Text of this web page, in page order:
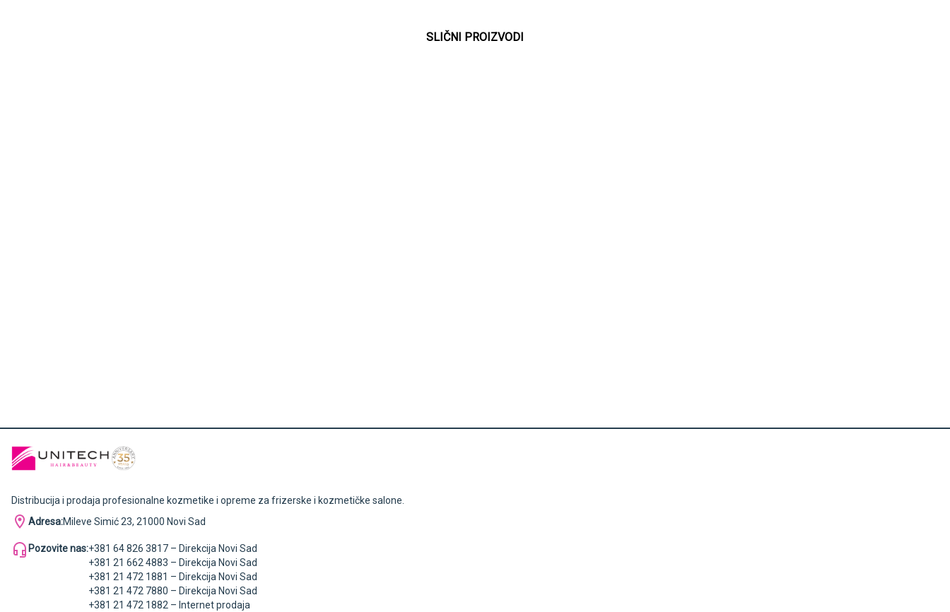
SLIČNI PROIZVODI
Distribucija i prodaja profesionalne kozmetike i opreme za frizerske i kozmetičke salone.
Adresa:Mileve Simić 23, 21000 Novi Sad
Pozovite nas:+381 64 826 3817 – Direkcija Novi Sad
+381 21 662 4883 – Direkcija Novi Sad
+381 21 472 1881 – Direkcija Novi Sad
+381 21 472 7880 – Direkcija Novi Sad
+381 21 472 1882 – Internet prodaja